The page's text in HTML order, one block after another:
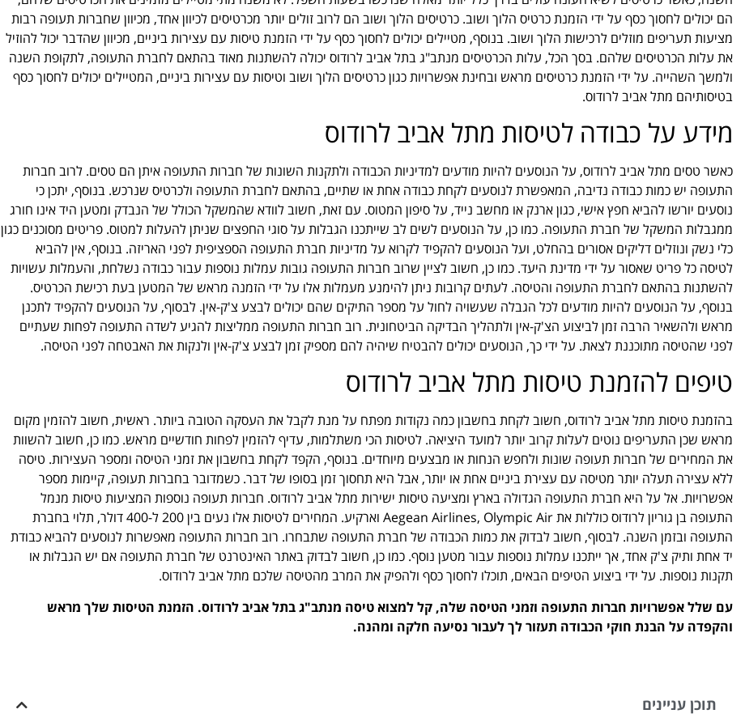
הם יכולים לחסוך כסף על ידי הזמנת כרטיס הלוך ושוב. כרטיסים הלוך ושוב הם לרוב זולים יותר מכרטיסים לכיוון אחד, מכיוון שחברות תעופה רבות
מציעות תעריפים מוזלים לרכישות הלוך ושוב. בנוסף, מטיילים יכולים לחסוך כסף על ידי הזמנת טיסות עם עצירות ביניים, מכיוון שהדבר יכול להוזיל
את עלות הכרטיסים שלהם. בסך הכל, עלות הכרטיסים מנתב"ג בתל אביב לרודוס יכולה להשתנות מאוד בהתאם לחברת התעופה, לתקופת השנה
ולמשך השהייה. על ידי הזמנת כרטיסים מראש ובחינת אפשרויות כגון כרטיסים הלוך ושוב וטיסות עם עצירות ביניים, המטיילים יכולים לחסוך כסף
בטיסותיהם מתל אביב לרודוס.
מידע על כבודה לטיסות מתל אביב לרודוס
כאשר טסים מתל אביב לרודוס, על הנוסעים להיות מודעים למדיניות הכבודה ולתקנות השונות של חברות התעופה איתן הם טסים. לרוב חברות
התעופה יש כמות כבודה נדיבה, המאפשרת לנוסעים לקחת כבודה אחת או שתיים, בהתאם לחברת התעופה ולכרטיס שנרכש. בנוסף, יתכן כי
נוסעים יורשו להביא חפץ אישי, כגון ארנק או מחשב נייד, על סיפון המטוס. עם זאת, חשוב לוודא שהמשקל הכולל של הנבדק ומטען היד אינו חורג
ממגבלות המשקל של חברת התעופה. כמו כן, על הנוסעים לשים לב שייתכנו הגבלות על סוגי החפצים שניתן להעלות למטוס. פריטים מסוכנים כגון
כלי נשק ונוזלים דליקים אסורים בהחלט, ועל הנוסעים להקפיד לקרוא על מדיניות חברת התעופה הספציפית לפני האריזה. בנוסף, אין להביא
לטיסה כל פריט שאסור על ידי מדינת היעד. כמו כן, חשוב לציין שרוב חברות התעופה גובות עמלות נוספות עבור כבודה נשלחת, והעמלות עשויות
להשתנות בהתאם לחברת התעופה והטיסה. לעתים קרובות ניתן להימנע מעמלות אלו על ידי הזמנה מראש של המטען בעת רכישת הכרטיס.
בנוסף, על הנוסעים להיות מודעים לכל הגבלה שעשויה לחול על מספר התיקים שהם יכולים לבצע צ'ק-אין. לבסוף, על הנוסעים להקפיד לתכנן
מראש ולהשאיר הרבה זמן לביצוע הצ'ק-אין ולתהליך הבדיקה הביטחונית. רוב חברות התעופה ממליצות להגיע לשדה התעופה לפחות שעתיים
לפני שהטיסה מתוכננת לצאת. על ידי כך, הנוסעים יכולים להבטיח שיהיה להם מספיק זמן לבצע צ'ק-אין ולנקות את האבטחה לפני הטיסה.
טיפים להזמנת טיסות מתל אביב לרודוס
בהזמנת טיסות מתל אביב לרודוס, חשוב לקחת בחשבון כמה נקודות מפתח על מנת לקבל את העסקה הטובה ביותר. ראשית, חשוב להזמין מקום
מראש שכן התעריפים נוטים לעלות קרוב יותר למועד היציאה. לטיסות הכי משתלמות, עדיף להזמין לפחות חודשיים מראש. כמו כן, חשוב להשוות
את המחירים של חברות תעופה שונות ולחפש הנחות או מבצעים מיוחדים. בנוסף, הקפד לקחת בחשבון את זמני הטיסה ומספר העצירות. טיסה
ללא עצירה תעלה יותר מטיסה עם עצירת ביניים אחת או יותר, אבל היא תחסוך זמן בסופו של דבר. כשמדובר בחברות תעופה, קיימות מספר
אפשרויות. אל על היא חברת התעופה הגדולה בארץ ומציעה טיסות ישירות מתל אביב לרודוס. חברות תעופה נוספות המציעות טיסות מנמל
התעופה בן גוריון לרודוס כוללות את Aegean Airlines, Olympic Air וארקיע. המחירים לטיסות אלו נעים בין 200 ל-400 דולר, תלוי בחברת
התעופה ובזמן השנה. לבסוף, חשוב לבדוק את כמות הכבודה של חברת התעופה שתבחרו. רוב חברות התעופה מאפשרות לנוסעים להביא כבודת
יד אחת ותיק צ'ק אחד, אך ייתכנו עמלות נוספות עבור מטען נוסף. כמו כן, חשוב לבדוק באתר האינטרנט של חברת התעופה אם יש הגבלות או
תקנות נוספות. על ידי ביצוע הטיפים הבאים, תוכלו לחסוך כסף ולהפיק את המרב מהטיסה שלכם מתל אביב לרודוס.
עם שלל אפשרויות חברות התעופה וזמני הטיסה שלה, קל למצוא טיסה מנתב"ג בתל אביב לרודוס. הזמנת הטיסות שלך מראש
והקפדה על הבנת חוקי הכבודה תעזור לך לעבור נסיעה חלקה ומהנה.
תוכן עניינים